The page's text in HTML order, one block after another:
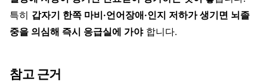
특히 갑자기 한쪽 마비·언어장애·인지 저하가 생기면 뇌졸
중을 의심해 즉시 응급실에 가야합니다.
참고 근거